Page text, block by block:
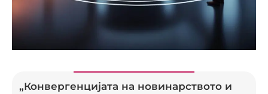
„Конвергенцијата на новинарството и